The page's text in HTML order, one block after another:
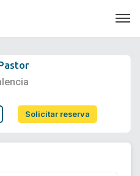
Solicitar reserva